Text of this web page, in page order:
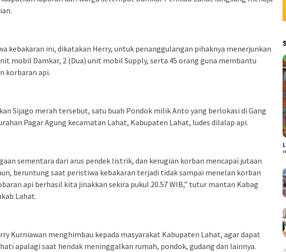
kebakaran ini, dikatakan Herry, untuk penanggulangan pihaknya menerjunkan
mobil Damkar, 2 (Dua) unit mobil Supply, serta 45 orang guna membantu
korbaran api.
Sijago merah tersebut, satu buah Pondok milik Anto yang berlokasi di Gang
Pagar Agung kecamatan Lahat, Kabupaten Lahat, ludes dilalap api.
sementara dari arus pendek listrik, dan kerugian korban mencapai jutaan
beruntung saat peristiwa kebakaran terjadi tidak sampai menelan korban
api berhasil kita jinakkan sekira pukul 20.57 WIB,” tutur mantan Kabag
Lahat.
Kurniawan menghimbau kepada masyarakat Kabupaten Lahat, agar dapat
apalagi saat hendak meninggalkan rumah, pondok, gudang dan lainnya.